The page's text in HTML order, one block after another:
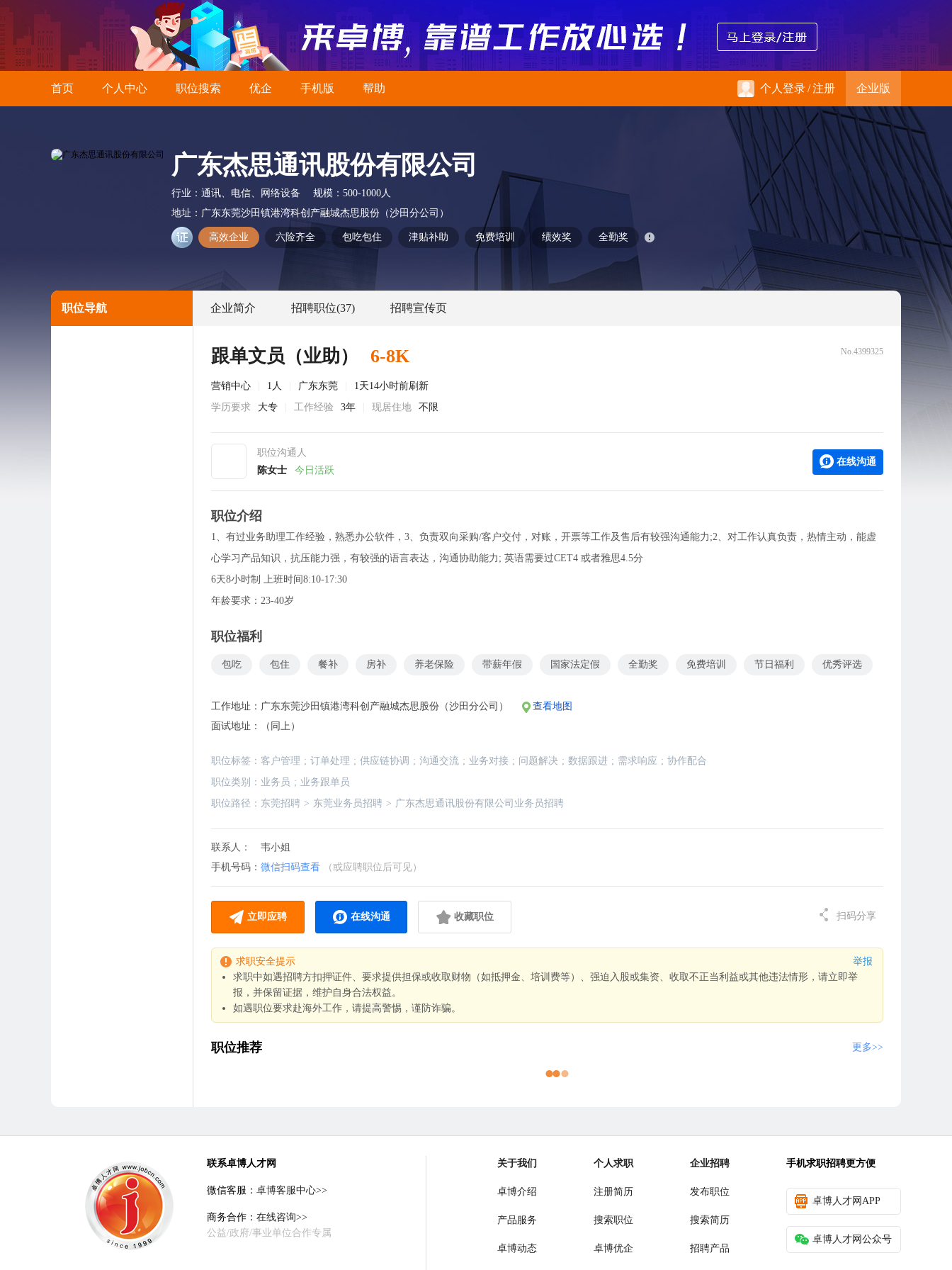
首页 个人中心 职位搜索 优企 手机版 帮助 个人登录/注册 企业版
广东杰思通讯股份有限公司
行业： 通讯、电信、网络设备 规模： 500-1000人
地址： 广东东莞沙田镇港湾科创产融城杰思股份（沙田分公司）
高效企业 六险齐全 包吃包住 津贴补助 免费培训 绩效奖 全勤奖
职位导航 企业简介 招聘职位(37) 招聘宣传页
跟单文员（业助） 6-8K No.4399325
营销中心 1人 广东东莞
1天14小时前刷新
学历要求
大专 工作经验 3年 现居住地 不限
职位沟通人
陈女士
今日活跃
在线沟通
职位介绍
1、有过业务助理工作经验，熟悉办公软件，3、负责双向采购/客户交付，对账，开票等工作及售后有较强沟通能力;2、对工作认真负责，热情主动，能虚
心学习产品知识，抗压能力强，有较强的语言表达，沟通协助能力; 英语需要过CET4 或者雅思4.5分
6天8小时制 上班时间8:10-17:30
年龄要求：23-40岁
职位福利
包吃 包住 餐补 房补 养老保险 带薪年假 国家法定假 全勤奖 免费培训 节日福利 优秀评选
工作地址： 广东东莞沙田镇港湾科创产融城杰思股份（沙田分公司）
查看地图
面试地址：
（同上）
职位标签： 客户管理 ; 订单处理 ; 供应链协调 ; 沟通交流 ; 业务对接 ; 问题解决 ; 数据跟进 ; 需求响应 ; 协作配合
职位类别： 业务员 ; 业务跟单员
职位路径： 东莞招聘 > 东莞业务员招聘 > 广东杰思通讯股份有限公司业务员招聘
联系人：
韦小姐
手机号码： 微信扫码查看 （或应聘职位后可见）
立即应聘 在线沟通 收藏职位 扫码分享
求职安全提示
举报
求职中如遇招聘方扣押证件、要求提供担保或收取财物（如抵押金、培训费等）、强迫入股或集资、收取不正当利益或其他违法情形，请立即举
报，并保留证据，维护自身合法权益。
如遇职位要求赴海外工作，请提高警惕，谨防诈骗。
职位推荐 更多>>
联系卓博人才网
微信客服： 卓博客服中心>>
商务合作： 在线咨询>>
公益/政府/事业单位合作专属
关于我们
卓博介绍
产品服务
卓博动态
个人求职
注册简历
搜索职位
卓博优企
企业招聘
发布职位
搜索简历
招聘产品
手机求职招聘更方便
卓博人才网APP
卓博人才网公众号